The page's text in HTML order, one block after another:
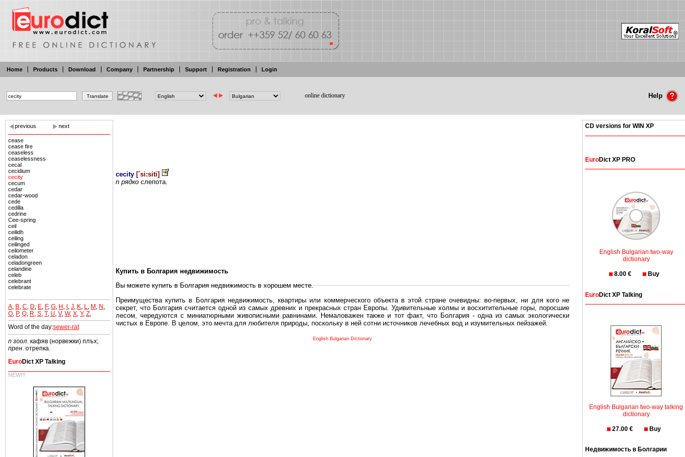
Home Products Download Company Partnership Support Registration Login
online dictionary Help
previous next
cease
cease fire
ceaseless
ceaselessness
cecal
cecidium
cecity
cecum
cedar
cedar-wood
cede
cedilla
cedrine
Cee-spring
ceil
ceilidh
ceiling
ceilinged
ceilometer
celadon
celadongreen
celandine
celeb
celebrant
celebrate
A B C D E F, G H I J K L M N
O P, Q R S T, U V, W, X Y, Z
Word of the day:sewer-rat
n зоол. кафяв (норвежки) плъх;
прен. отрепка.
EuroDict XP Talking
NEW!!!
cecity [´si:siti]
n рядко слепота.
Купить в Болгария недвижимость
Вы можете купить в Болгария недвижимость в хорошем месте.
Преимущества купить в Болгария недвижимость, квартиры или коммерческого объекта в этой стране очевидны: во-первых, ни для кого не
секрет, что Болгария считается одной из самых древних и прекрасных стран Европы. Удивительные холмы и восхитительные горы, поросшие
лесом, чередуются с миниатюрными живописными равнинами. Немаловажен также и тот факт, что Болгария - одна из самых экологически
чистых в Европе. В целом, это мечта для любителя природы, поскольку в ней сотни источников лечебных вод и изумительных пейзажей.
Еще одно существенное преимущество в плане купить в Болгария недвижимость заключено в том, что Болгария безопасная страна - в ней
English Bulgarian Dictionary
CD versions for WIN XP
EuroDict XP PRO
English Bulgarian two-way
dictionary
8.00 € Buy
EuroDict XP Talking
English Bulgarian two-way talking
dictionary
27.00 € Buy
Недвижимость в Болгарии